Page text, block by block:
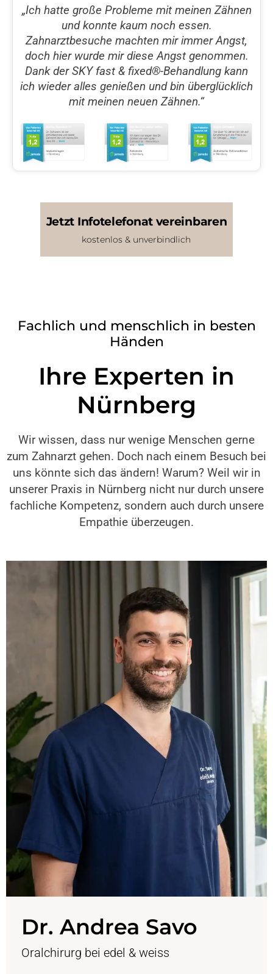
„Ich hatte große Probleme mit meinen Zähnen
und konnte kaum noch essen.
Zahnarztbesuche machten mir immer Angst,
doch hier wurde mir diese Angst genommen.
Dank der SKY fast & fixed®-Behandlung kann
ich wieder alles genießen und bin überglücklich
mit meinen neuen Zähnen.“
Jetzt Infotelefonat vereinbaren
kostenlos & unverbindlich
Fachlich und menschlich in besten
Händen
Ihre Experten in
Nürnberg
Wir wissen, dass nur wenige Menschen gerne
zum Zahnarzt gehen. Doch nach einem Besuch bei
uns könnte sich das ändern! Warum? Weil wir in
unserer Praxis in Nürnberg nicht nur durch unsere
fachliche Kompetenz, sondern auch durch unsere
Empathie überzeugen.
Dr. Andrea Savo
Oralchirurg bei edel & weiss